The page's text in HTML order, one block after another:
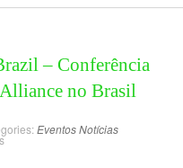
– Conferência
no Brasil
EventosNotícias